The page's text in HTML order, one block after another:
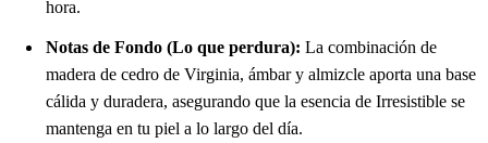
hora.
Notas de Fondo (Lo que perdura): La combinación de
madera de cedro de Virginia, ámbar y almizcle aporta una base
cálida y duradera, asegurando que la esencia de Irresistible se
mantenga en tu piel a lo largo del día.